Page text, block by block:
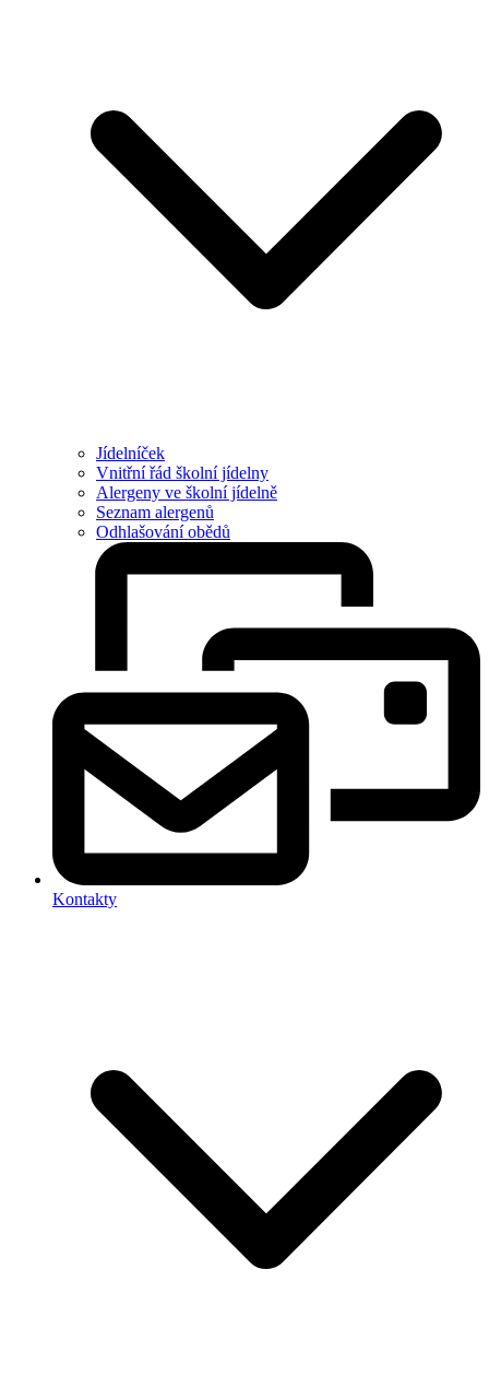
Jídelníček
Vnitřní řád školní jídelny
Alergeny ve školní jídelně
Seznam alergenů
Odhlašování obědů
Kontakty